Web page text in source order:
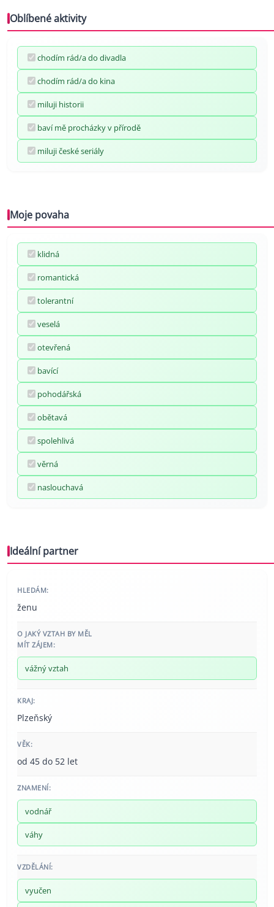
Oblíbené aktivity
chodím rád/a do divadla
chodím rád/a do kina
miluji historii
baví mě procházky v přírodě
miluji české seriály
Moje povaha
klidná
romantická
tolerantní
veselá
otevřená
bavící
pohodářská
obětavá
spolehlivá
věrná
naslouchavá
Ideální partner
HLEDÁM:
ženu
O JAKÝ VZTAH BY MĚL
MÍT ZÁJEM:
vážný vztah
KRAJ:
Plzeňský
VĚK:
od 45 do 52 let
ZNAMENÍ:
vodnář
váhy
VZDĚLÁNÍ:
vyučen